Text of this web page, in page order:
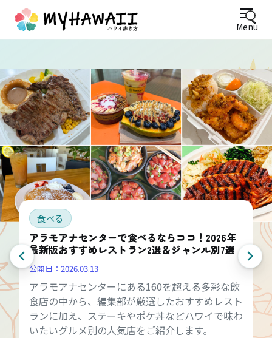
Menu
食べる
アラモアナセンターで食べるならココ！2026年
最新版おすすめレストラン2選＆ジャンル別7選
公開日： 2026.03.13
アラモアナセンターにある160を超える多彩な飲
食店の中から、編集部が厳選したおすすめレスト
ランに加え、ステーキやポケ丼などハワイで味わ
いたいグルメ別の人気店をご紹介します。